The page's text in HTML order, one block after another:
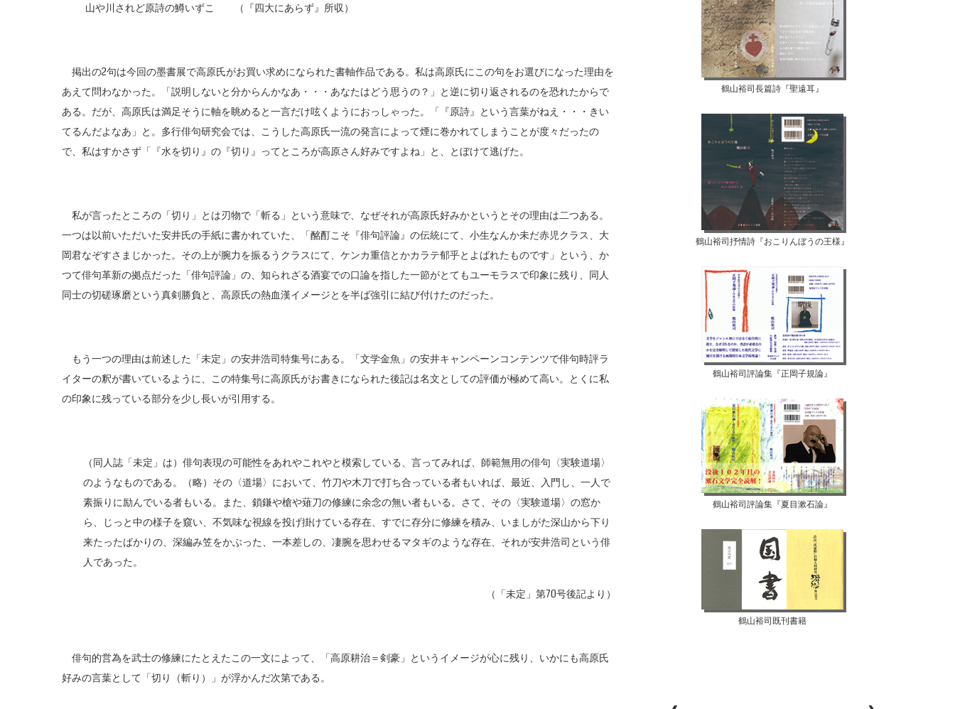
山や川されど原詩の鱒いずこ （『四大にあらず』所収）
掲出の2句は今回の墨書展で高原氏がお買い求めになられた書軸作品である。私は高原氏にこの句をお選びになった理由を
あえて問わなかった。「説明しないと分からんかなあ・・・あなたはどう思うの？」と逆に切り返されるのを恐れたからで
ある。だが、高原氏は満足そうに軸を眺めると一言だけ呟くようにおっしゃった。「『原詩』という言葉がねえ・・・きい
てるんだよなあ」と。多行俳句研究会では、こうした高原氏一流の発言によって煙に巻かれてしまうことが度々だったの
で、私はすかさず「『水を切り』の『切り』ってところが高原さん好みですよね」と、とぼけて逃げた。
私が言ったところの「切り」とは刃物で「斬る」という意味で、なぜそれが高原氏好みかというとその理由は二つある。
一つは以前いただいた安井氏の手紙に書かれていた、「酩酊こそ『俳句評論』の伝統にて、小生なんか未だ赤児クラス、大
岡君なぞすさまじかった。その上が腕力を振るうクラスにて、ケンカ重信とかカラテ郁乎とよばれたものです」という、か
つて俳句革新の拠点だった「俳句評論」の、知られざる酒宴での口論を指した一節がとてもユーモラスで印象に残り、同人
同士の切磋琢磨という真剣勝負と、高原氏の熱血漢イメージとを半ば強引に結び付けたのだった。
もう一つの理由は前述した「未定」の安井浩司特集号にある。「文学金魚」の安井キャンペーンコンテンツで俳句時評ラ
イターの釈が書いているように、この特集号に高原氏がお書きになられた後記は名文としての評価が極めて高い。とくに私
の印象に残っている部分を少し長いが引用する。
（同人誌「未定」は）俳句表現の可能性をあれやこれやと模索している、言ってみれば、師範無用の俳句〈実験道場〉
のようなものである。（略）その〈道場〉において、竹刀や木刀で打ち合っている者もいれば、最近、入門し、一人で
素振りに励んでいる者もいる。また、鎖鎌や槍や薙刀の修練に余念の無い者もいる。さて、その〈実験道場〉の窓か
ら、じっと中の様子を窺い、不気味な視線を投げ掛けている存在、すでに存分に修練を積み、いましがた深山から下り
来たったばかりの、深編み笠をかぶった、一本差しの、凄腕を思わせるマタギのような存在、それが安井浩司という俳
人であった。
（「未定」第70号後記より）
俳句的営為を武士の修練にたとえたこの一文によって、「高原耕治＝剣豪」というイメージが心に残り、いかにも高原氏
好みの言葉として「切り（斬り）」が浮かんだ次第である。
鶴山裕司長篇詩『聖遠耳』
鶴山裕司抒情詩『おこりんぼうの王様』
鶴山裕司評論集『正岡子規論』
鶴山裕司評論集『夏目漱石論』
鶴山裕司既刊書籍